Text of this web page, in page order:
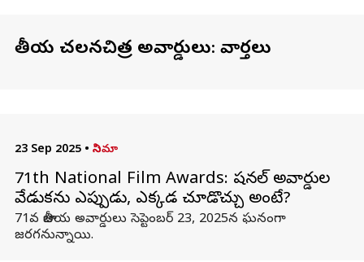
జాతీయ చలనచిత్ర అవార్డులు: వార్తలు
23 Sep 2025 • సినిమా
71th National Film Awards: నేషనల్ అవార్డుల
వేడుకను ఎప్పుడు, ఎక్కడ చూడొచ్చు అంటే?
71వ జాతీయ అవార్డులు సెప్టెంబర్ 23, 2025న ఘనంగా
జరగనున్నాయి.